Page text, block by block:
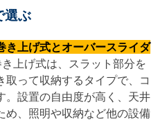
選ぶ
き上げ式とオーバースライダ
上げ式は、スラット部分を
取って収納するタイプで、コ
。設置の自由度が高く、天井
め、照明や収納など他の設備